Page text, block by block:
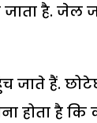
है. जेल
जाते हैं.
है कि